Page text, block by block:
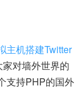
主机搭建Twitter
对墙外世界的
支持PHP的国外